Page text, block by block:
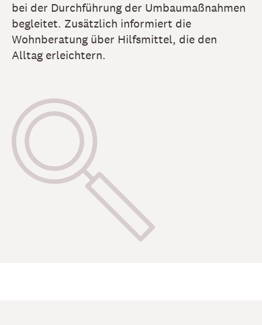
bei der Durchführung der Umbaumaßnahmen
begleitet. Zusätzlich informiert die
Wohnberatung über Hilfsmittel, die den
Alltag erleichtern.